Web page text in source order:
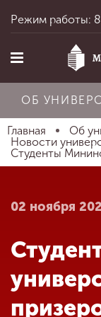
Режим работы:
ОБ
Главная
Об
Новости
Студенты
02 ноября